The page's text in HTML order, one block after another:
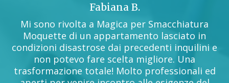
Fabiana B.
Mi sono rivolta a Magica per Smacchiatura
Moquette di un appartamento lasciato in
condizioni disastrose dai precedenti inquilini e
non potevo fare scelta migliore. Una
trasformazione totale! Molto professionali ed